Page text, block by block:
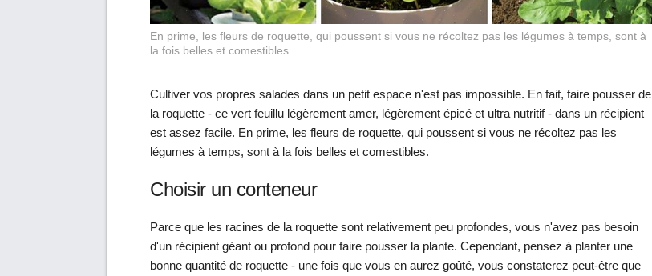
En prime, les fleurs de roquette, qui poussent si vous ne récoltez pas les légumes à temps, sont à
la fois belles et comestibles.
Cultiver vos propres salades dans un petit espace n'est pas impossible. En fait, faire pousser de
la roquette - ce vert feuillu légèrement amer, légèrement épicé et ultra nutritif - dans un récipient
est assez facile. En prime, les fleurs de roquette, qui poussent si vous ne récoltez pas les
légumes à temps, sont à la fois belles et comestibles.
Choisir un conteneur
Parce que les racines de la roquette sont relativement peu profondes, vous n'avez pas besoin
d'un récipient géant ou profond pour faire pousser la plante. Cependant, pensez à planter une
bonne quantité de roquette - une fois que vous en aurez goûté, vous constaterez peut-être que